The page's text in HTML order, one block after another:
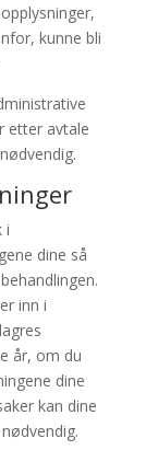
kunne bli
etter avtale
i
dine så
inn i
år, om du
dine
kan dine